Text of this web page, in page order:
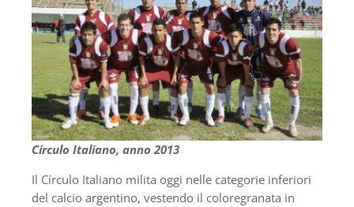
Círculo Italiano, anno 2013
Il Círculo Italiano milita oggi nelle categorie inferiori
del calcio argentino, vestendo il coloregranata in